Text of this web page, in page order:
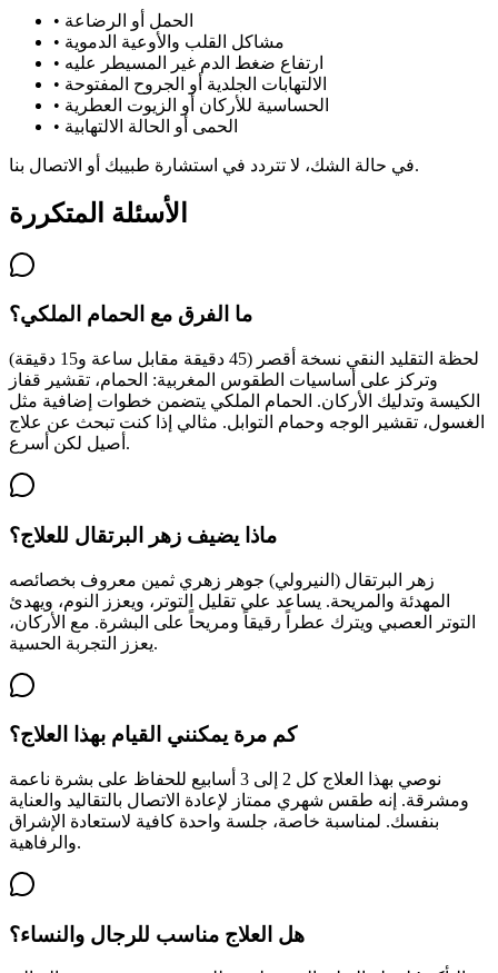
• الحمل أو الرضاعة
• مشاكل القلب والأوعية الدموية
• ارتفاع ضغط الدم غير المسيطر عليه
• الالتهابات الجلدية أو الجروح المفتوحة
• الحساسية للأركان أو الزيوت العطرية
• الحمى أو الحالة الالتهابية
في حالة الشك، لا تتردد في استشارة طبيبك أو الاتصال بنا.
الأسئلة المتكررة
ما الفرق مع الحمام الملكي؟
لحظة التقليد النقي نسخة أقصر (45 دقيقة مقابل ساعة و15 دقيقة)
وتركز على أساسيات الطقوس المغربية: الحمام، تقشير قفاز
الكيسة وتدليك الأركان. الحمام الملكي يتضمن خطوات إضافية مثل
الغسول، تقشير الوجه وحمام التوابل. مثالي إذا كنت تبحث عن علاج
أصيل لكن أسرع.
ماذا يضيف زهر البرتقال للعلاج؟
زهر البرتقال (النيرولي) جوهر زهري ثمين معروف بخصائصه
المهدئة والمريحة. يساعد على تقليل التوتر، ويعزز النوم، ويهدئ
التوتر العصبي ويترك عطراً رقيقاً ومريحاً على البشرة. مع الأركان،
يعزز التجربة الحسية.
كم مرة يمكنني القيام بهذا العلاج؟
نوصي بهذا العلاج كل 2 إلى 3 أسابيع للحفاظ على بشرة ناعمة
ومشرقة. إنه طقس شهري ممتاز لإعادة الاتصال بالتقاليد والعناية
بنفسك. لمناسبة خاصة، جلسة واحدة كافية لاستعادة الإشراق
والرفاهية.
هل العلاج مناسب للرجال والنساء؟